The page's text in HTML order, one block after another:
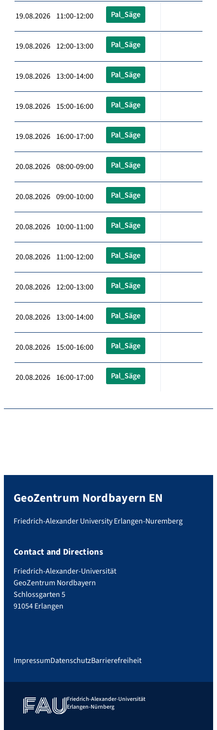
19.08.2026 11:00-12:00 Pal_Säge
19.08.2026 12:00-13:00 Pal_Säge
19.08.2026 13:00-14:00 Pal_Säge
19.08.2026 15:00-16:00 Pal_Säge
19.08.2026 16:00-17:00 Pal_Säge
20.08.2026 08:00-09:00 Pal_Säge
20.08.2026 09:00-10:00 Pal_Säge
20.08.2026 10:00-11:00 Pal_Säge
20.08.2026 11:00-12:00 Pal_Säge
20.08.2026 12:00-13:00 Pal_Säge
20.08.2026 13:00-14:00 Pal_Säge
20.08.2026 15:00-16:00 Pal_Säge
20.08.2026 16:00-17:00 Pal_Säge
GeoZentrum Nordbayern EN
Friedrich-Alexander University Erlangen-Nuremberg
Contact and Directions
Friedrich-Alexander-Universität
GeoZentrum Nordbayern
Schlossgarten 5
91054 Erlangen
ImpressumDatenschutzBarrierefreiheit
Friedrich-Alexander-Universität
Erlangen-Nürnberg